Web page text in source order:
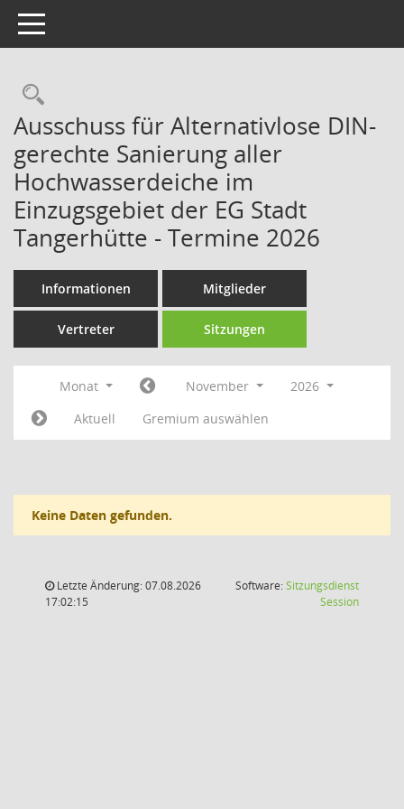
Toggle navigation
Rechercheauswahl
Ausschuss für Alternativlose DIN-
gerechte Sanierung aller
Hochwasserdeiche im
Einzugsgebiet der EG Stadt
Tangerhütte - Termine 2026
Informationen Mitglieder
Vertreter Sitzungen
Monat November
2026
Aktuell
Gremium auswählen
Keine Daten gefunden.
Letzte Änderung: 07.08.2026
17:02:15
Software:Sitzungsdienst
Session(Wird in